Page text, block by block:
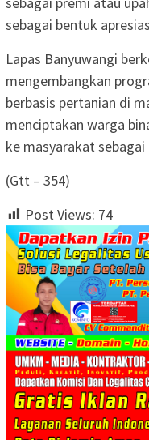
sebagai bentuk
Lapas Banyuwangi
mengembangkan
berbasis pertanian di
menciptakan warga
ke masyarakat
(Gtt – 354)
Post Views: 74